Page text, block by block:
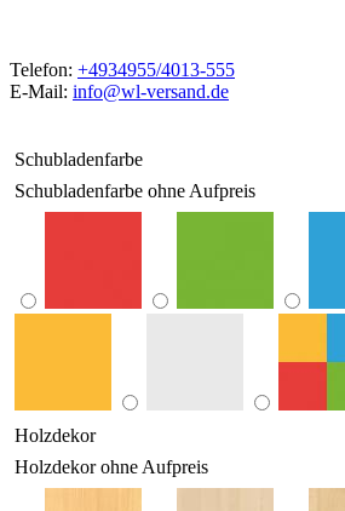
Telefon: +4934955/4013-555
E-Mail: info@wl-versand.de
Schubladenfarbe
Schubladenfarbe ohne Aufpreis
Holzdekor
Holzdekor ohne Aufpreis